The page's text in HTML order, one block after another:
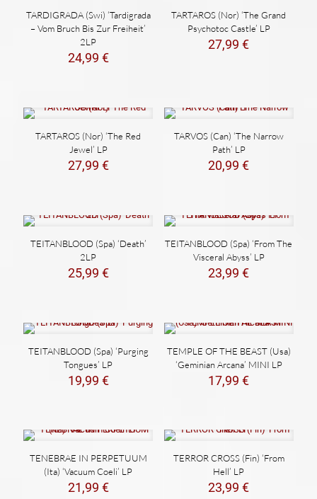
TARDIGRADA (Swi) ‘Tardigrada
– Vom Bruch Bis Zur Freiheit’
2LP
24,99 €
TARTAROS (Nor) ‘The Grand
Psychotoc Castle’ LP
27,99€
TARTAROS (Nor) ‘The Red
Jewel’ LP
27,99 €
TARVOS (Can) ‘The Narrow
Path’ LP
20,99€
TEITANBLOOD (Spa) ‘Death’
2LP
25,99 €
TEITANBLOOD (Spa) ‘From The
Visceral Abyss’ LP
23,99€
TEITANBLOOD (Spa) ‘Purging
Tongues’ LP
19,99 €
TEMPLE OF THE BEAST (Usa)
‘Geminian Arcana’ MINI LP
17,99€
TENEBRAE IN PERPETUUM
(Ita) ‘Vacuum Coeli’ LP
21,99 €
TERROR CROSS (Fin) ‘From
Hell’ LP
23,99€